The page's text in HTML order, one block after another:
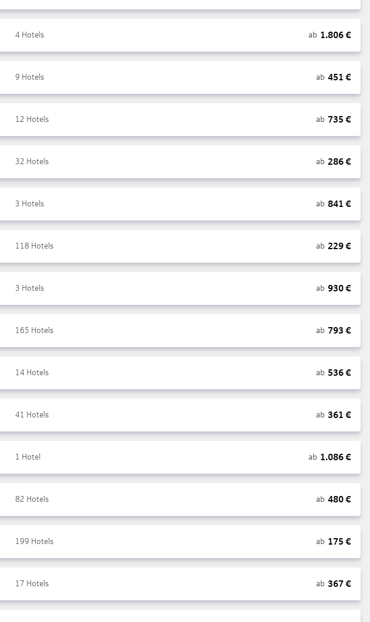
4 Hotels ab 1.806€
9 Hotels ab 451 €
12 Hotels ab 735 €
32 Hotels ab 286€
3 Hotels ab 841 €
118 Hotels ab 229€
3 Hotels ab 930€
165 Hotels ab 793 €
14 Hotels ab 536€
41 Hotels ab 361 €
1 Hotel ab 1.086€
82 Hotels ab 480€
199 Hotels ab 175 €
17 Hotels ab 367 €